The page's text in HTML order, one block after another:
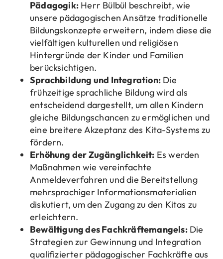
Pädagogik: Herr Bülbül beschreibt, wie
unsere pädagogischen Ansätze traditionelle
Bildungskonzepte erweitern, indem diese die
vielfältigen kulturellen und religiösen
Hintergründe der Kinder und Familien
berücksichtigen.
Sprachbildung und Integration: Die
frühzeitige sprachliche Bildung wird als
entscheidend dargestellt, um allen Kindern
gleiche Bildungschancen zu ermöglichen und
eine breitere Akzeptanz des Kita-Systems zu
fördern.
Erhöhung der Zugänglichkeit: Es werden
Maßnahmen wie vereinfachte
Anmeldeverfahren und die Bereitstellung
mehrsprachiger Informationsmaterialien
diskutiert, um den Zugang zu den Kitas zu
erleichtern.
Bewältigung des Fachkräftemangels:Die
Strategien zur Gewinnung und Integration
qualifizierter pädagogischer Fachkräfte aus